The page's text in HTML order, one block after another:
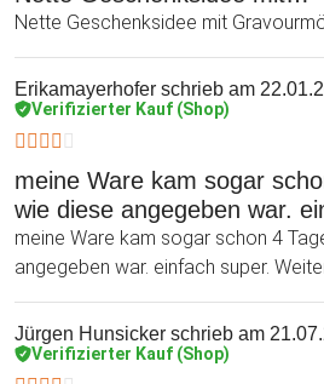
Nette Geschenksidee mit
Erikamayerhofer schrieb am
Verifizierter Kauf (Shop)
meine Ware kam sogar
wie diese angegeben war.
meine Ware kam sogar schon 4
angegeben war. einfach super.
Jürgen Hunsicker schrieb am
Verifizierter Kauf (Shop)